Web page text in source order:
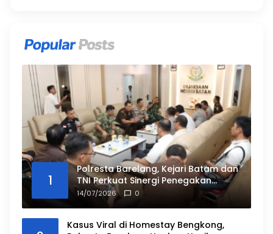
1
Polresta Barelang, Kejari Batam dan
TNI Perkuat Sinergi Penegakan
Hukum
14/07/2026 0
Kasus Viral di Homestay Bengkong,